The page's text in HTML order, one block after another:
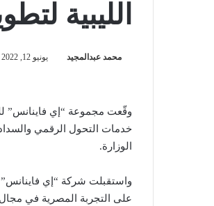
الليبية
محمد عبدالمجيد يونيو 12, 2022
وقّعت مجموعة “إي فاينانس”
خدمات التحول الرقمي والسداد
الوزارة.
واستقبلت شركة “إي فاينانس”
على التجربة المصرية في مجال